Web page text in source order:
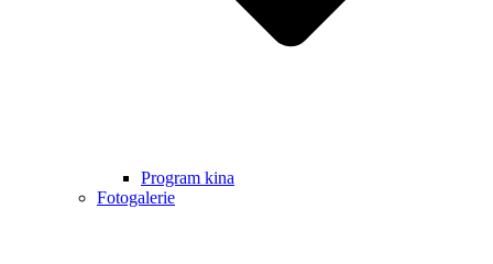
Program kina
Fotogalerie